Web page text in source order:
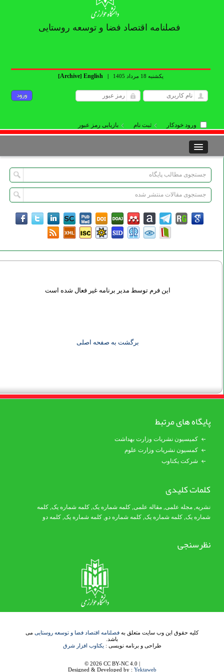
فصلنامه اقتصاد فضا و توسعه روستایی
یکشنبه 18 مرداد 1405 |
English
[Archive]
ورود خودکار ثبت نام بازیابی رمز عبور
این فرم توسط مدیر برنامه غیر فعال شده است
برگشت به صفحه اصلی
پایگاه های مرتبط
کمیسیون نشریات وزارت بهداشت
کمسیون نشریات وزارت علوم
شرکت یکتاوب
کلمات کلیدی
نشریه,مجله علمی,مقاله علمی,کلمه شماره یک , کلمه شماره یک,کلمه
شماره یک ,کلمه شماره یک , کلمه شماره دو,کلمه شماره یک ,کلمه دو
نظرسنجی
کلیه حقوق این وب سایت متعلق به فصلنامه اقتصاد فضا و توسعه روستاییمی
باشد.
طراحی و برنامه نویسی :یکتاوب افزار شرق
© 2026 CC BY-NC 4.0 |
Designed & Developed by :Yektaweb